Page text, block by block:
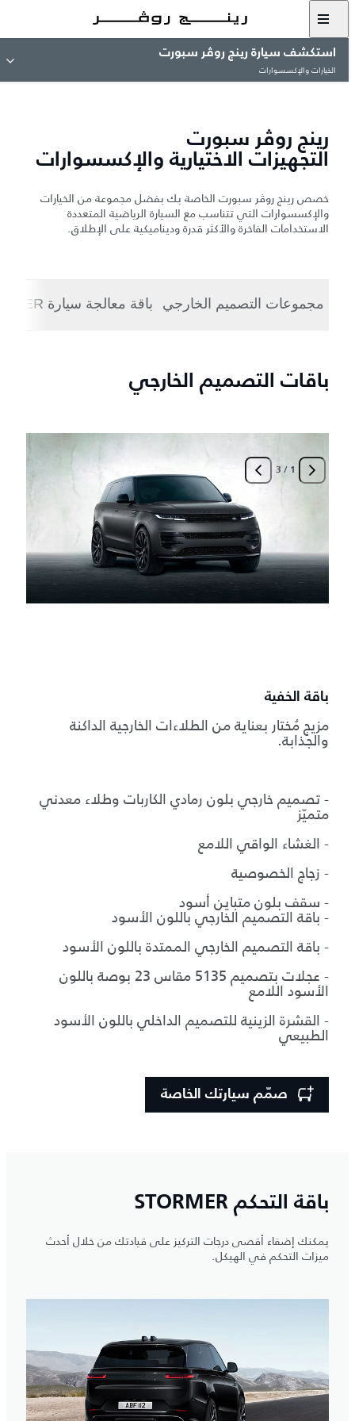
استكشف سيارة رينج روڤر سبورت
الخيارات والإكسسوارات
رينج روڤر سبورت
التجهيزات الاختيارية والإكسسوارات
خصص رينج روڤر سبورت الخاصة بك بفضل مجموعة من الخيارات
والإكسسوارات التي تتناسب مع السيارة الرياضية المتعددة
الاستخدامات الفاخرة والأكثر قدرة وديناميكية على الإطلاق.
مجموعات التصميم الخارجي باقة معالجة سيارة STORMER
باقات التصميم الخارجي
1
/
3
باقة الخفية
مزيج مُختار بعناية من الطلاءات الخارجية الداكنة
والجذابة.
- تصميم خارجي بلون رمادي الكاربات وطلاء معدني
متميّز
- الغشاء الواقي اللامع
- زجاج الخصوصية
- سقف بلون متباين أسود
- باقة التصميم الخارجي باللون الأسود
- باقة التصميم الخارجي الممتدة باللون الأسود
- عجلات بتصميم 5135 مقاس 23 بوصة باللون
الأسود اللامع
- القشرة الزينية للتصميم الداخلي باللون الأسود
الطبيعي
صمّم سيارتك الخاصة
باقة التحكم STORMER
يمكنك إضفاء أقصى درجات التركيز على قيادتك من خلال أحدث
ميزات التحكم في الهيكل.